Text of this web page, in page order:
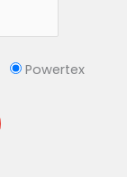
Powertex